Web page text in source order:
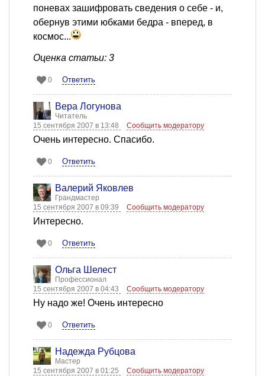
поневах зашифровать сведения о себе - и,
обернув этими юбками бедра - вперед, в
космос...
Оценка статьи: 3
0 Ответить
Вера Логунова
Читатель
15 сентября 2007 в 13:48
Сообщить модератору
Очень интересно. Спасибо.
0 Ответить
Валерий Яковлев
Грандмастер
15 сентября 2007 в 09:39
Сообщить модератору
Интересно.
0 Ответить
Ольга Шелест
Профессионал
15 сентября 2007 в 04:43
Сообщить модератору
Ну надо же! Очень интересно
0 Ответить
Надежда Рубцова
Мастер
15 сентября 2007 в 01:25
Сообщить модератору